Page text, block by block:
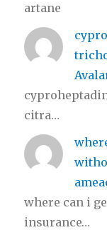
artane
citra…
where can i
insurance…